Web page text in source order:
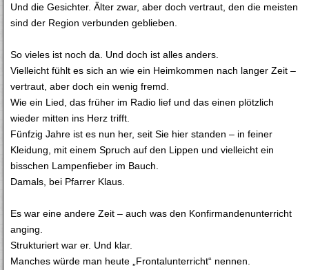
Und die Gesichter. Älter zwar, aber doch vertraut, den die meisten
sind der Region verbunden geblieben.
So vieles ist noch da. Und doch ist alles anders.
Vielleicht fühlt es sich an wie ein Heimkommen nach langer Zeit –
vertraut, aber doch ein wenig fremd.
Wie ein Lied, das früher im Radio lief und das einen plötzlich
wieder mitten ins Herz trifft.
Fünfzig Jahre ist es nun her, seit Sie hier standen – in feiner
Kleidung, mit einem Spruch auf den Lippen und vielleicht ein
bisschen Lampenfieber im Bauch.
Damals, bei Pfarrer Klaus.
Es war eine andere Zeit – auch was den Konfirmandenunterricht
anging.
Strukturiert war er. Und klar.
Manches würde man heute „Frontalunterricht“ nennen.